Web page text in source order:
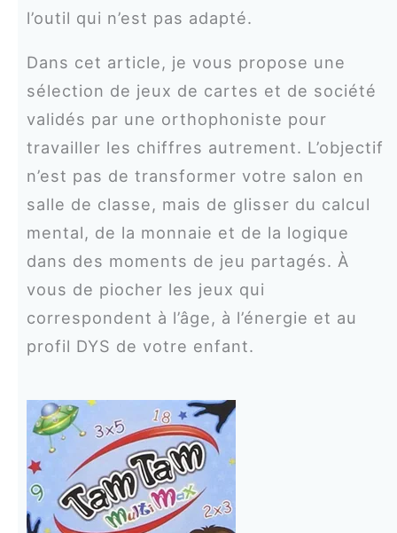
l’outil qui n’est pas adapté.
Dans cet article, je vous propose une
sélection de jeux de cartes et de société
validés par une orthophoniste pour
travailler les chiffres autrement. L’objectif
n’est pas de transformer votre salon en
salle de classe, mais de glisser du calcul
mental, de la monnaie et de la logique
dans des moments de jeu partagés. À
vous de piocher les jeux qui
correspondent à l’âge, à l’énergie et au
profil DYS de votre enfant.